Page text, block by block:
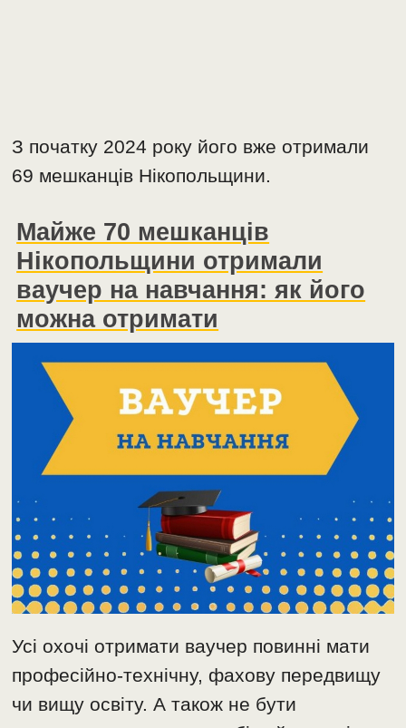
З початку 2024 року його вже отримали
69 мешканців Нікопольщини.
Майже 70 мешканців
Нікопольщини отримали
ваучер на навчання: як його
можна отримати
Усі охочі отримати ваучер повинні мати
професійно-технічну, фахову передвищу
чи вищу освіту. А також не бути